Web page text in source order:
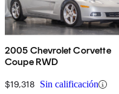
2005 Chevrolet Corvette
Coupe RWD
$19,318 Sin calificación